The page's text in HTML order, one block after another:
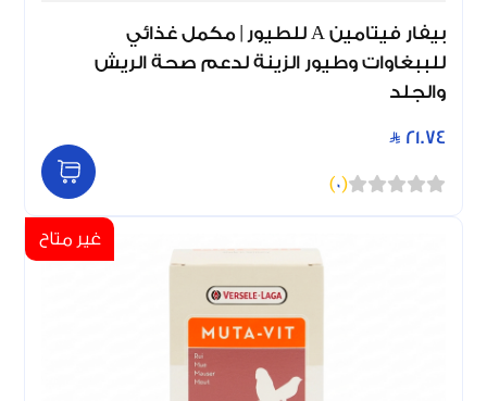
بيفار فيتامين A للطيور | مكمل غذائي
للببغاوات وطيور الزينة لدعم صحة الريش
والجلد
21.74
(
0
)
غير متاح